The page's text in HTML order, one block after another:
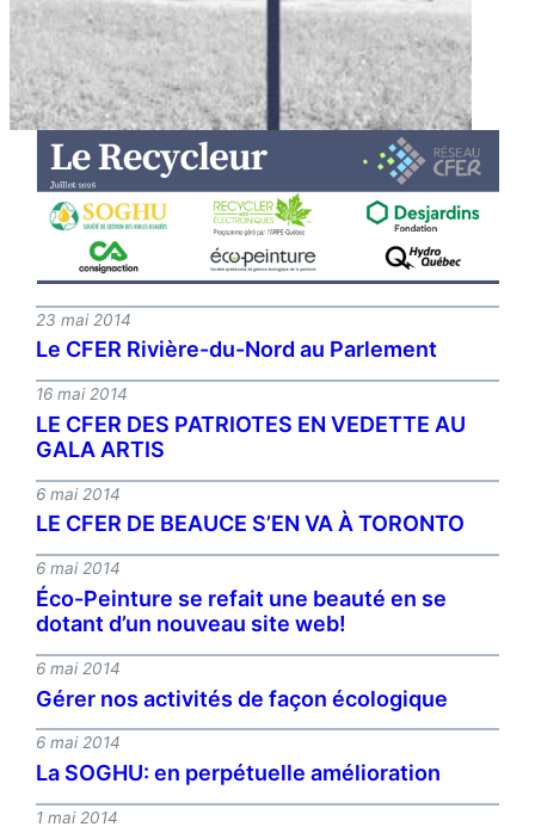
23 mai 2014
Le CFER Rivière-du-Nord au Parlement
16 mai 2014
LE CFER DES PATRIOTES EN VEDETTE AU
GALA ARTIS
6 mai 2014
LE CFER DE BEAUCE S’EN VA À TORONTO
6 mai 2014
Éco-Peinture se refait une beauté en se
dotant d’un nouveau site web!
6 mai 2014
Gérer nos activités de façon écologique
6 mai 2014
La SOGHU: en perpétuelle amélioration
1 mai 2014